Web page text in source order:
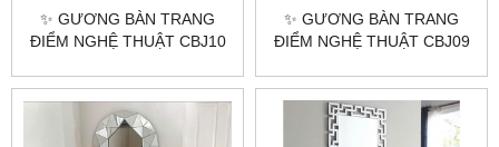
✨ GƯƠNG BÀN TRANG
ĐIỂM NGHỆ THUẬT CBJ10
KHÔNG GIAN CỦA BẠN ✨
✨ GƯƠNG BÀN TRANG
ĐIỂM NGHỆ THUẬT CBJ09
GIỮA NGHỆ THUẬT VÀ
CÔNG NĂNG ✨